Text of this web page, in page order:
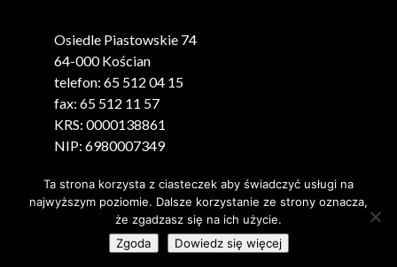
Osiedle Piastowskie 74
64-000 Kościan
telefon: 65 512 04 15
fax: 65 512 11 57
KRS: 0000138861
NIP: 6980007349
Ta strona korzysta z ciasteczek aby świadczyć usługi na
najwyższym poziomie. Dalsze korzystanie ze strony oznacza,
że zgadzasz się na ich użycie.
Zgoda
Dowiedz się więcej